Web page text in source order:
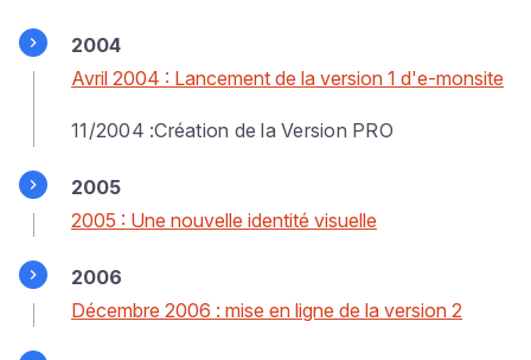
2004
Avril 2004 : Lancement de la version 1 d'e-monsite
11/2004 :Création de la Version PRO
2005
2005 : Une nouvelle identité visuelle
2006
Décembre 2006 : mise en ligne de la version 2